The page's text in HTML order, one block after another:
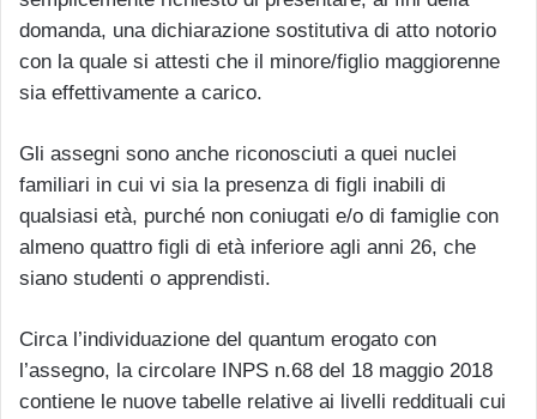
domanda, una dichiarazione sostitutiva di atto notorio
con la quale si attesti che il minore/figlio maggiorenne
sia effettivamente a carico.
Gli assegni sono anche riconosciuti a quei nuclei
familiari in cui vi sia la presenza di figli inabili di
qualsiasi età, purché non coniugati e/o di famiglie con
almeno quattro figli di età inferiore agli anni 26, che
siano studenti o apprendisti.
Circa l’individuazione del quantum erogato con
l’assegno, la circolare INPS n.68 del 18 maggio 2018
contiene le nuove tabelle relative ai livelli reddituali cui